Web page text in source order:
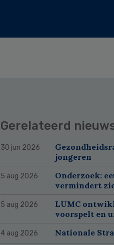
Gerelateerd
30 jun 2026
jongeren
5 aug 2026
Onderzoek:
vermindert
5 aug 2026
LUMC
voorspelt en
4 aug 2026 Nationale